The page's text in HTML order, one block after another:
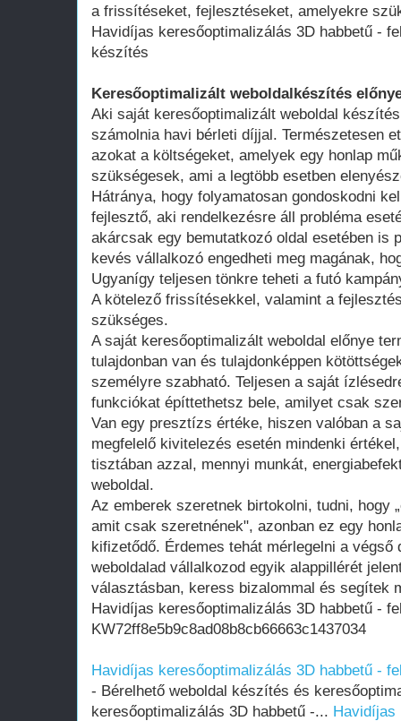
a frissítéseket, fejlesztéseket, amelyekre
Havidíjas keresőoptimalizálás 3D habbetű -
készítés
Keresőoptimalizált weboldalkészítés
Aki saját keresőoptimalizált weboldal
számolnia havi bérleti díjjal. Természetesen
azokat a költségeket, amelyek egy honlap
szükségesek, ami a legtöbb esetben
Hátránya, hogy folyamatosan gondoskodni
fejlesztő, aki rendelkezésre áll probléma
akárcsak egy bemutatkozó oldal esetében is
kevés vállalkozó engedheti meg magának,
Ugyanígy teljesen tönkre teheti a futó
A kötelező frissítésekkel, valamint a
szükséges.
A saját keresőoptimalizált weboldal előnye
tulajdonban van és tulajdonképpen
személyre szabható. Teljesen a saját
funkciókat építtethetsz bele, amilyet csak
Van egy presztízs értéke, hiszen valóban a
megfelelő kivitelezés esetén mindenki
tisztában azzal, mennyi munkát,
weboldal.
Az emberek szeretnek birtokolni, tudni, hogy
amit csak szeretnének", azonban ez egy
kifizetődő. Érdemes tehát mérlegelni a végső
weboldalad vállalkozod egyik alappillérét
választásban, keress bizalommal és segítek
Havidíjas keresőoptimalizálás 3D habbetű -
KW72ff8e5b9c8ad08b8cb66663c1437034
Havidíjas keresőoptimalizálás 3D habbetű -
- Bérelhető weboldal készítés és
keresőoptimalizálás 3D habbetű -... Havidíjas